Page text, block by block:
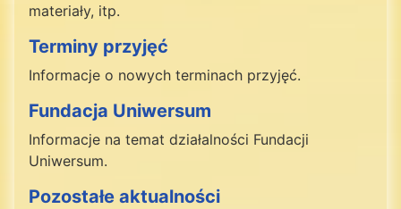
materiały, itp.
Terminy przyjęć
Informacje o nowych terminach przyjęć.
Fundacja Uniwersum
Informacje na temat działalności Fundacji
Uniwersum.
Pozostałe aktualności